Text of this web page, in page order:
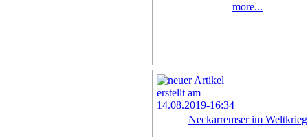
more...
Neckarremser im Weltkrieg